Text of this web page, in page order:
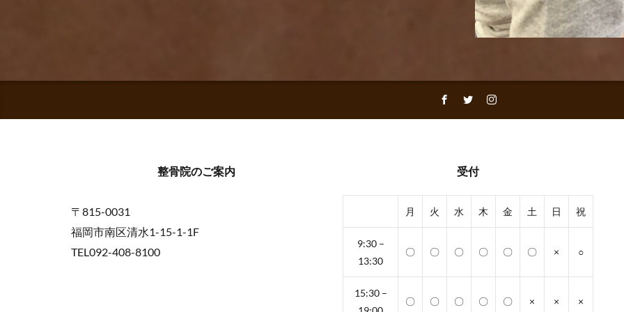
整骨院のご案内
〒815-0031
福岡市南区清水1-15-1-1F
TEL092-408-8100
受付
月 火 水 木 金 土 日 祝
9:30 –
13:30
〇 〇 〇 〇 〇 〇 × ○
15:30 –
〇 〇 〇 〇 〇 × × ×